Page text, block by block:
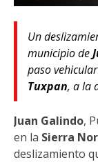
Un
municipio de
paso
Tuxpan, a la
Juan Galindo,
en la Sierra
deslizamiento